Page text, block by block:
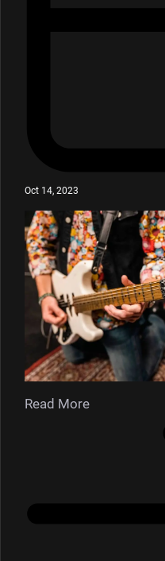
Oct 14, 2023
Read More